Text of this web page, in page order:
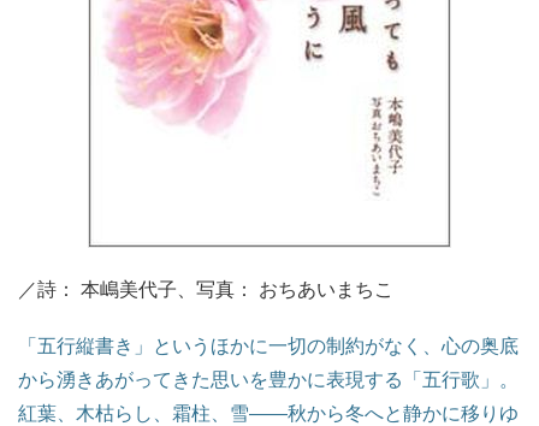
／詩： 本嶋美代子、写真： おちあいまちこ
「五行縦書き」というほかに一切の制約がなく、心の奥底
から湧きあがってきた思いを豊かに表現する「五行歌」。
紅葉、木枯らし、霜柱、雪――秋から冬へと静かに移りゆ